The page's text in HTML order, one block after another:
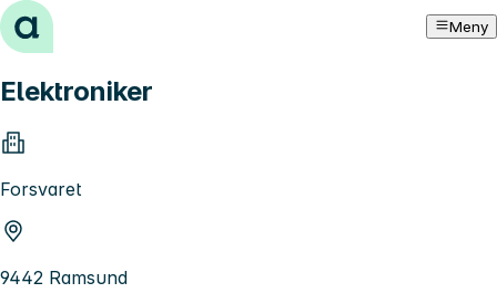
Hopp til innhold Meny
Elektroniker
Forsvaret
9442 Ramsund